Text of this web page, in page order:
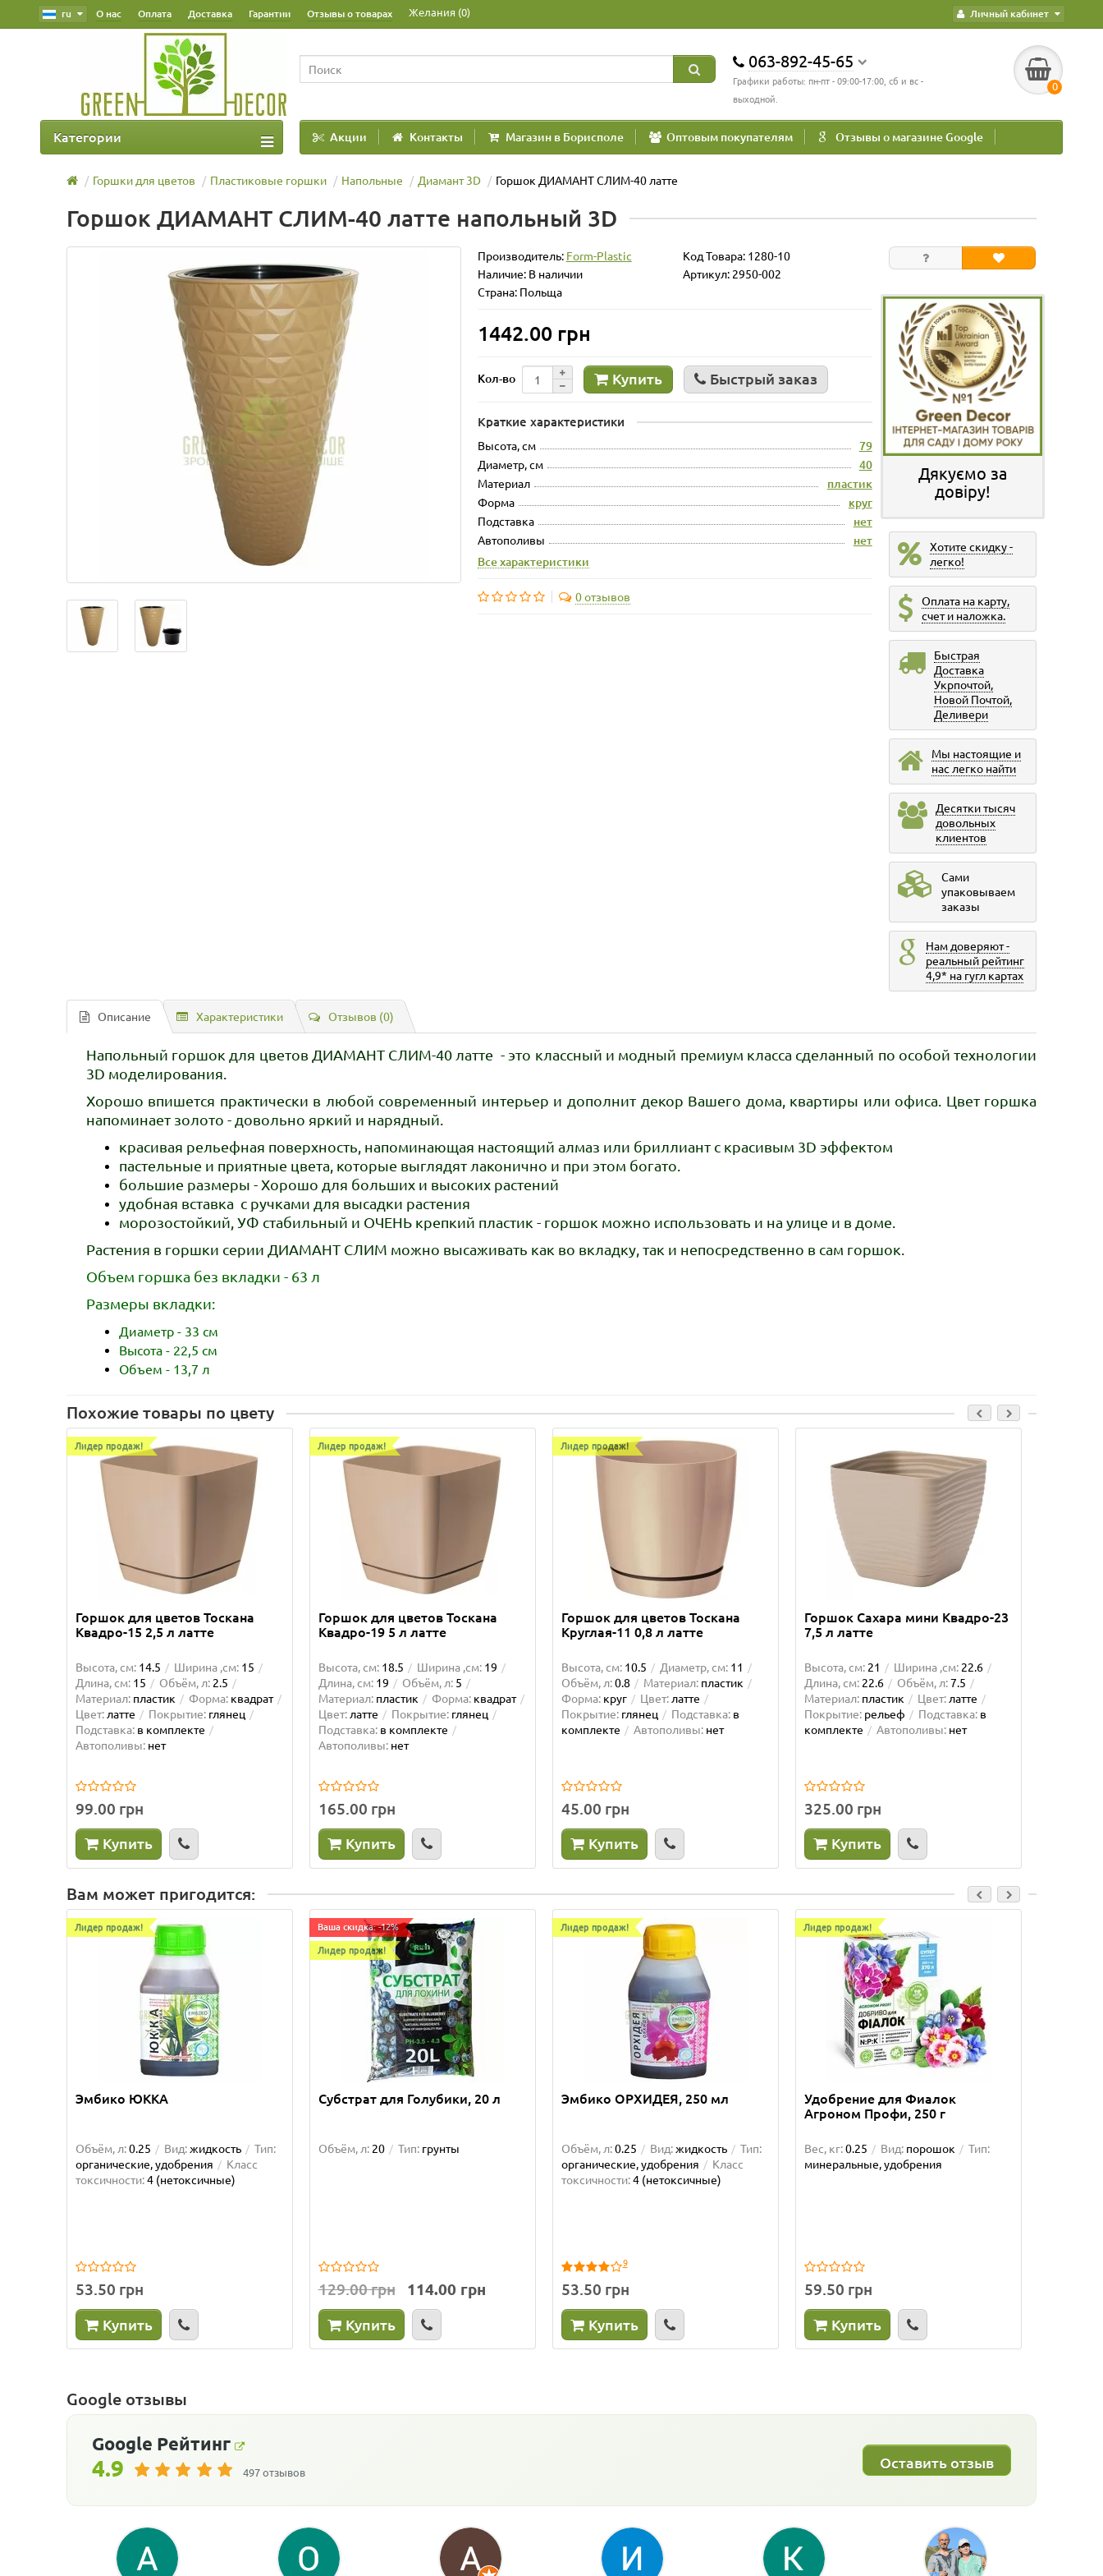
Личный кабинет
ru О нас Оплата Доставка Гарантии Отзывы о товарах Желания (0)
063-892-45-65
Графики работы: пн-пт - 09:00-17:00, сб и вс -
выходной.
0
Акции Контакты Магазин в Борисполе Оптовым покупателям Отзывы о магазине Google
Категории
Горшки для цветов Пластиковые горшки Напольные Диамант 3D Горшок ДИАМАНТ СЛИМ-40 латте
Горшок ДИАМАНТ СЛИМ-40 латте напольный 3D
Производитель: Form-Plastic Код Товара: 1280-10
Наличие: В наличии
Артикул: 2950-002
Страна: Польща
1442.00 грн
Кол-во Купить Быстрый заказ
Краткие характеристики
Высота, см 79
Диаметр, см 40
Материал пластик
Форма круг
Подставка нет
Автополивы
нет
Все характеристики
0 отзывов
Дякуємо за
довіру!
Хотите скидку -
легко!
Оплата на карту,
счет и наложка.
Быстрая
Доставка
Укрпочтой,
Новой Почтой,
Деливери
Мы настоящие и
нас легко найти
Десятки тысяч
довольных
клиентов
Сами
упаковываем
заказы
Нам доверяют -
реальный рейтинг
4,9* на гугл картах
Описание Характеристики Отзывов (0)
Напольный горшок для цветов ДИАМАНТ СЛИМ-40 латте - это классный и модный премиум класса сделанный по особой технологии
3D моделирования.
Хорошо впишется практически в любой современный интерьер и дополнит декор Вашего дома, квартиры или офиса. Цвет горшка
напоминает золото - довольно яркий и нарядный.
красивая рельефная поверхность, напоминающая настоящий алмаз или бриллиант с красивым 3D эффектом
пастельные и приятные цвета, которые выглядят лаконично и при этом богато.
большие размеры - Хорошо для больших и высоких растений
удобная вставка с ручками для высадки растения
морозостойкий, УФ стабильный и ОЧЕНЬ крепкий пластик - горшок можно использовать и на улице и в доме.
Растения в горшки серии ДИАМАНТ СЛИМ можно высаживать как во вкладку, так и непосредственно в сам горшок.
Объем горшка без вкладки - 63 л
Размеры вкладки:
Диаметр - 33 см
Высота - 22,5 см
Объем - 13,7 л
Похожие товары по цвету
Лидер продаж!
Горшок для цветов Тоскана
Квадро-15 2,5 л латте
Высота, см: 14.5 Ширина ,см: 15
Длина, см: 15 Объём, л: 2.5
Материал: пластик Форма: квадрат
Цвет:латте Покрытие: глянец
Подставка: в комплекте
Автополивы: нет
99.00 грн
Купить
Лидер продаж!
Горшок для цветов Тоскана
Квадро-19 5 л латте
Высота, см: 18.5 Ширина ,см: 19
Длина, см: 19 Объём, л: 5
Материал: пластик Форма: квадрат
Цвет:латте Покрытие: глянец
Подставка: в комплекте
Автополивы: нет
165.00 грн
Купить
Лидер продаж!
Горшок для цветов Тоскана
Круглая-11 0,8 л латте
Высота, см: 10.5 Диаметр, см: 11
Объём, л:0.8 Материал: пластик
Форма: круг Цвет:латте
Покрытие: глянец Подставка: в
комплекте
Автополивы: нет
45.00 грн
Купить
Горшок Сахара мини Квадро-23
7,5 л латте
Высота, см: 21 Ширина ,см: 22.6
Длина, см: 22.6 Объём, л:7.5
Материал: пластик Цвет:латте
Покрытие: рельеф Подставка: в
комплекте
Автополивы: нет
325.00 грн
Купить
Вам может пригодится:
Лидер продаж!
Эмбико ЮККА
Объём, л:0.25 Вид:жидкость
Тип:
органические, удобрения
Класс
токсичности:4 (нетоксичные)
53.50 грн
Купить
Ваша скидка: -12%
Лидер продаж!
Субстрат для Голубики, 20 л
Объём, л: 20 Тип: грунты
129.00 грн 114.00 грн
Купить
Лидер продаж!
Эмбико ОРХИДЕЯ, 250 мл
Объём, л:0.25 Вид:жидкость
Тип:
органические, удобрения
Класс
токсичности:4 (нетоксичные)
9
53.50 грн
Купить
Лидер продаж!
Удобрение для Фиалок
Агроном Профи, 250 г
Вес, кг:0.25 Вид: порошок
Тип:
минеральные, удобрения
59.50 грн
Купить
Google отзывы
Google Рейтинг
4.9 497 отзывов
Оставить отзыв